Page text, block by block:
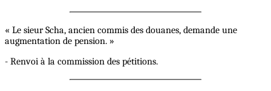
« Le sieur Scha, ancien commis des douanes, demande une
augmentation de pension. »
- Renvoi à la commission des pétitions.